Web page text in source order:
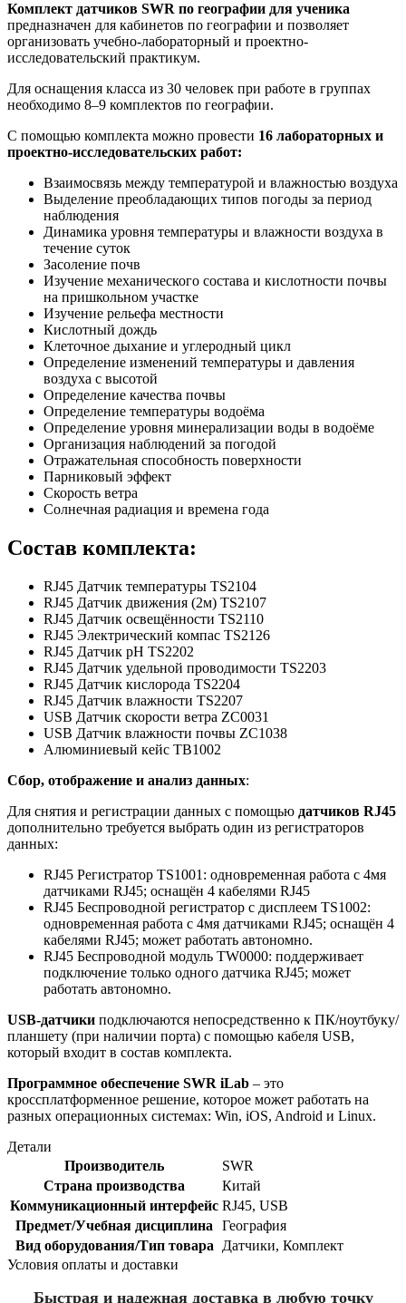
Комплект датчиков SWR по географии для ученика
предназначен для кабинетов по географии и позволяет
организовать учебно-лабораторный и проектно-
исследовательский практикум.
Для оснащения класса из 30 человек при работе в группах
необходимо 8–9 комплектов по географии.
С помощью комплекта можно провести 16 лабораторных и
проектно-исследовательских работ:
Взаимосвязь между температурой и влажностью воздуха
Выделение преобладающих типов погоды за период
наблюдения
Динамика уровня температуры и влажности воздуха в
течение суток
Засоление почв
Изучение механического состава и кислотности почвы
на пришкольном участке
Изучение рельефа местности
Кислотный дождь
Клеточное дыхание и углеродный цикл
Определение изменений температуры и давления
воздуха с высотой
Определение качества почвы
Определение температуры водоёма
Определение уровня минерализации воды в водоёме
Организация наблюдений за погодой
Отражательная способность поверхности
Парниковый эффект
Скорость ветра
Солнечная радиация и времена года
Состав комплекта:
RJ45 Датчик температуры TS2104
RJ45 Датчик движения (2м) TS2107
RJ45 Датчик освещённости TS2110
RJ45 Электрический компас TS2126
RJ45 Датчик рН TS2202
RJ45 Датчик удельной проводимости TS2203
RJ45 Датчик кислорода TS2204
RJ45 Датчик влажности TS2207
USB Датчик скорости ветра ZC0031
USB Датчик влажности почвы ZC1038
Алюминиевый кейс TB1002
Сбор, отображение и анализ данных:
Для снятия и регистрации данных с помощью датчиков RJ45
дополнительно требуется выбрать один из регистраторов
данных:
RJ45 Регистратор TS1001: одновременная работа с 4мя
датчиками RJ45; оснащён 4 кабелями RJ45
RJ45 Беспроводной регистратор с дисплеем TS1002:
одновременная работа с 4мя датчиками RJ45; оснащён 4
кабелями RJ45; может работать автономно.
RJ45 Беспроводной модуль TW0000: поддерживает
подключение только одного датчика RJ45; может
работать автономно.
USB-датчики подключаются непосредственно к ПК/ноутбуку/
планшету (при наличии порта) с помощью кабеля USB,
который входит в состав комплекта.
Программное обеспечение SWR iLab – это
кроссплатформенное решение, которое может работать на
разных операционных системах: Win, iOS, Android и Linux.
Детали
Производитель
SWR
Страна производства
Китай
Коммуникационный интерфейс RJ45, USB
Предмет/Учебная дисциплина
География
Вид оборудования/Тип товара
Датчики, Комплект
Условия оплаты и доставки
Быстрая и надежная доставка в любую точку